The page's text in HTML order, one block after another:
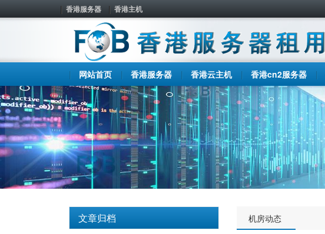
香港服务器 香港主机
网站首页 香港服务器 香港云主机 香港cn2服务器
文章归档 机房动态